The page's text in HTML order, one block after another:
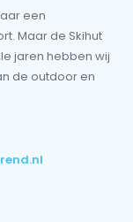
een
Maar de Skihut
jaren hebben wij
de outdoor en